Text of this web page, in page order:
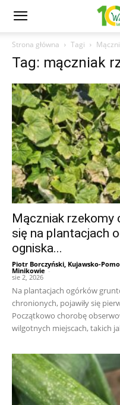
Strona główna Tagi
Tag: mączniak
Mączniak rzekomy
się na plantacjach
ogniska...
Piotr Borczyński, Kujawsko-
Minikowie -
sie 2, 2026
Na plantacjach ogórków
chronionych, pojawiły się
Początkowo chorobę
wilgotnych miejscach, takich